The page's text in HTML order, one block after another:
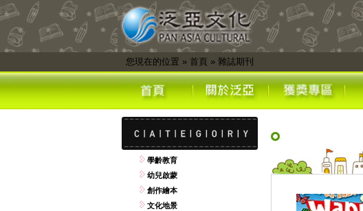
您現在的位置 » 首頁» 雜誌期刊
學齡教育
幼兒啟蒙
創作繪本
文化地景